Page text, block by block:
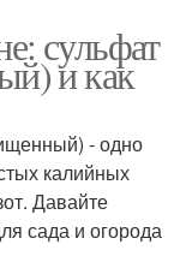
сульфат
и как
- одно
калийных
Давайте
сада и огорода